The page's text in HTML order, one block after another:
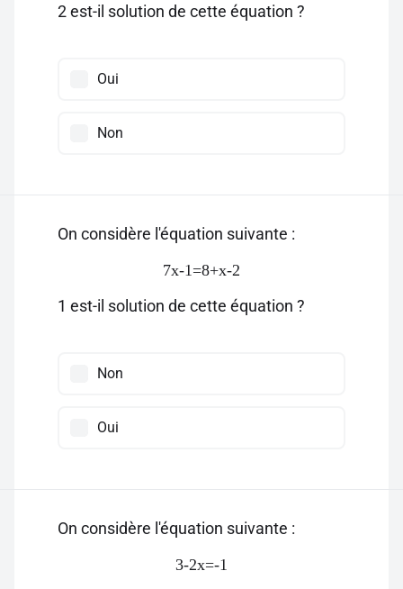
2 est-il solution de cette équation ?
Oui
Non
On considère l'équation suivante :
7x-1=8+x-2
1 est-il solution de cette équation ?
Non
Oui
On considère l'équation suivante :
3-2x=-1